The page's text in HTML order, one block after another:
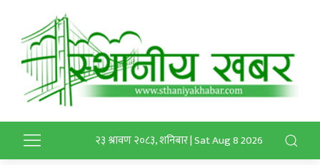
२३ श्रावण २०८३, शनिबार | Sat Aug 8 2026